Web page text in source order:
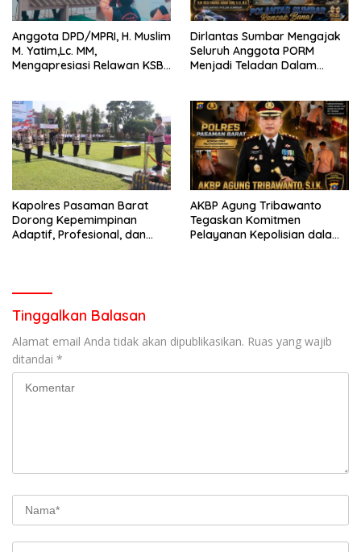
Anggota DPD/MPRI, H. Muslim
M. Yatim,Lc. MM,
Mengapresiasi Relawan KSB
Bencana
Dirlantas Sumbar Mengajak
Seluruh Anggota PORM
Menjadi Teladan Dalam
Perlengkapan Keselamatan
Berkendara
Kapolres Pasaman Barat
Dorong Kepemimpinan
Adaptif, Profesional, dan
AKBP Agung Tribawanto
Tegaskan Komitmen
Pelayanan Kepolisian dalam
Tinggalkan Balasan
Alamat email Anda tidak akan dipublikasikan. Ruas yang wajib
ditandai *